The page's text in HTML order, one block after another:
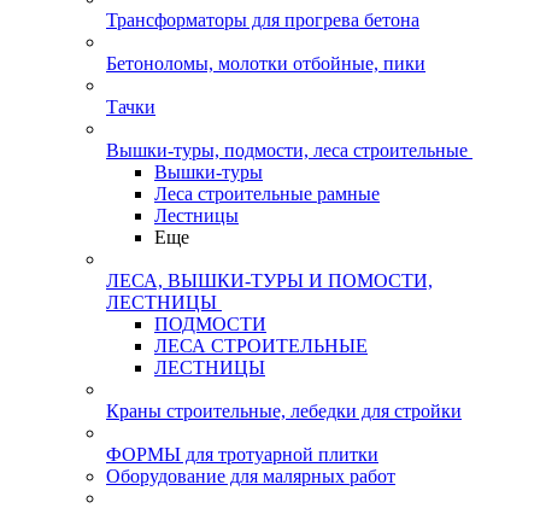
Трансформаторы для прогрева бетона
Бетоноломы, молотки отбойные, пики
Тачки
Вышки-туры, подмости, леса строительные
Вышки-туры
Леса строительные рамные
Лестницы
Еще
ЛЕСА, ВЫШКИ-ТУРЫ И ПОМОСТИ,
ЛЕСТНИЦЫ
ПОДМОСТИ
ЛЕСА СТРОИТЕЛЬНЫЕ
ЛЕСТНИЦЫ
Краны строительные, лебедки для стройки
ФОРМЫ для тротуарной плитки
Оборудование для малярных работ